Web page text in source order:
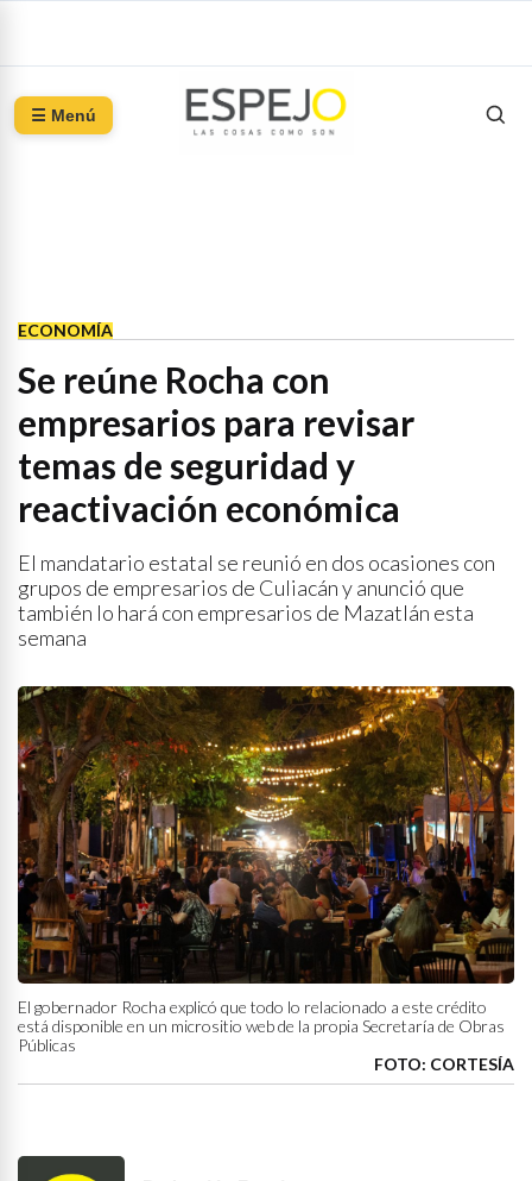
☰ Menú
ECONOMÍA
Se reúne Rocha con
empresarios para revisar
temas de seguridad y
reactivación económica
El mandatario estatal se reunió en dos ocasiones con
grupos de empresarios de Culiacán y anunció que
también lo hará con empresarios de Mazatlán esta
semana
El gobernador Rocha explicó que todo lo relacionado a este crédito
está disponible en un micrositio web de la propia Secretaría de Obras
Públicas
FOTO: CORTESÍA